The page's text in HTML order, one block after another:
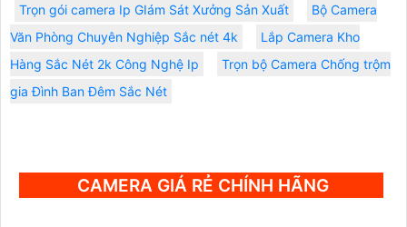
Trọn gói camera Ip GIám Sát Xưởng Sản Xuất
Bộ Camera
Văn Phòng Chuyên Nghiệp Sắc nét 4k
Lắp Camera Kho
Hàng Sắc Nét 2k Công Nghệ Ip
Trọn bộ Camera Chống trộm
gia Đình Ban Đêm Sắc Nét
CAMERA GIÁ RẺ CHÍNH HÃNG